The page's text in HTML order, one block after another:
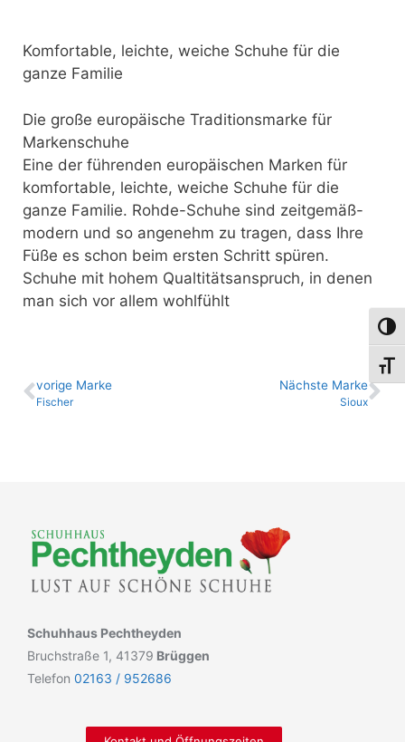
Komfortable, leichte, weiche Schuhe für die
ganze Familie
Die große europäische Traditionsmarke für
Markenschuhe
Eine der führenden europäischen Marken für
komfortable, leichte, weiche Schuhe für die
ganze Familie. Rohde-Schuhe sind zeitgemäß-
modern und so angenehm zu tragen, dass Ihre
Füße es schon beim ersten Schritt spüren.
Schuhe mit hohem Qualtitätsanspruch, in denen
man sich vor allem wohlfühlt
vo­ri­ge Marke
Fischer
Nächste Marke
Sioux
Schuhhaus Pechtheyden
Bruchstraße 1, 41379 Brüggen
Telefon 02163 / 952686